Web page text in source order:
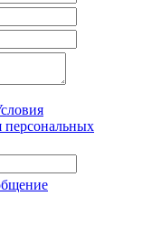
персональных